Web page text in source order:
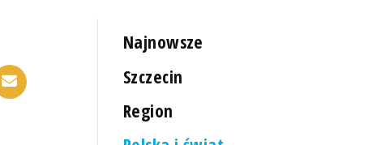
Najnowsze
Szczecin
Region